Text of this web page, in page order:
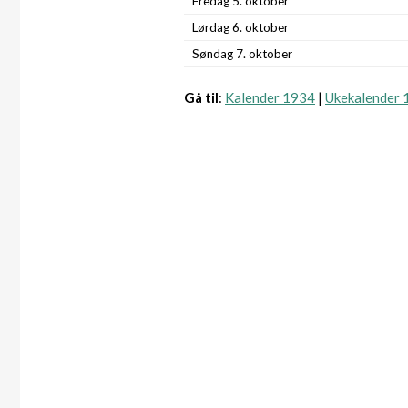
Lørdag 6. oktober
Søndag 7. oktober
Gå til: Kalender 1934 | Ukekalender